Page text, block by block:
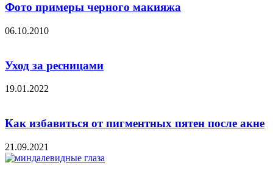
Фото примеры черного макияжа
06.10.2010
Уход за ресницами
19.01.2022
Как избавиться от пигментных пятен после акне
21.09.2021